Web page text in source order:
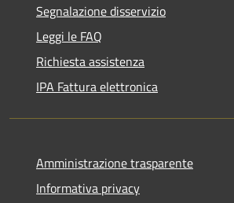
Segnalazione disservizio
Leggi le FAQ
Richiesta assistenza
IPA Fattura elettronica
Amministrazione trasparente
Informativa privacy